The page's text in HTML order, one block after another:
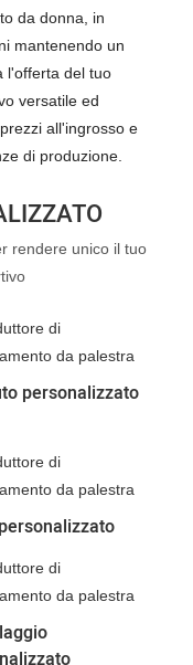
da donna, in
mantenendo un
l'offerta del tuo
versatile ed
all'ingrosso e
di produzione.
rendere unico il tuo
personalizzato